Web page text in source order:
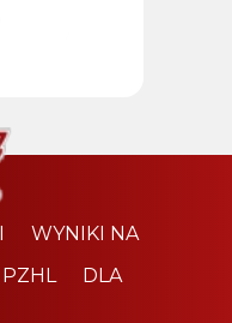
WYNIKI NA
PZHL
DLA